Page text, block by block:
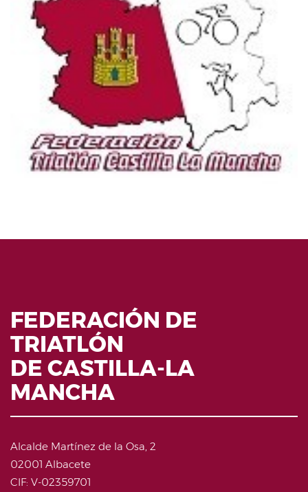
FEDERACIÓN DE
TRIATLÓN
DE CASTILLA-LA
MANCHA
Alcalde Martínez de la Osa, 2
02001 Albacete
CIF: V-02359701